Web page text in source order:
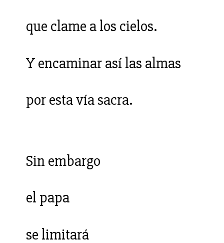
que clame a los cielos.
Y encaminar así las almas
por esta vía sacra.
Sin embargo
el papa
se limitará